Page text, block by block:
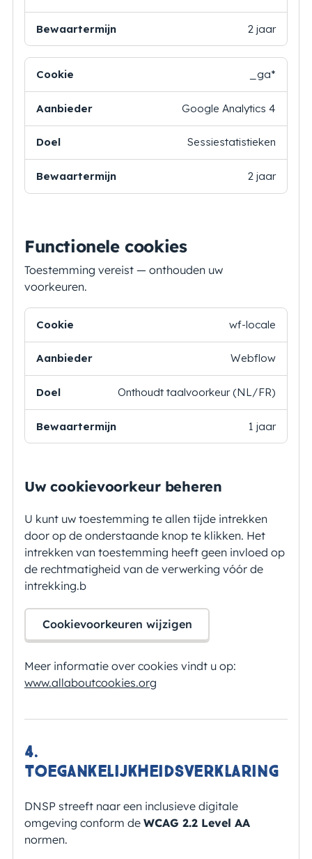
2 jaar
_ga*
Google Analytics 4
Sessiestatistieken
2 jaar
Functionele cookies
Toestemming vereist — onthouden uw
voorkeuren.
Cookie Bewaartermijn
wf-locale
Webflow
Onthoudt taalvoorkeur (NL/FR)
1 jaar
Uw cookievoorkeur beheren
U kunt uw toestemming te allen tijde intrekken
door op de onderstaande knop te klikken. Het
intrekken van toestemming heeft geen invloed op
de rechtmatigheid van de verwerking vóór de
intrekking.b
Cookievoorkeuren wijzigen
Meer informatie over cookies vindt u op:
www.allaboutcookies.org
4.
Toegankelijkheidsverklaring
DNSP streeft naar een inclusieve digitale
omgeving conform de WCAG 2.2 Level AA
normen.